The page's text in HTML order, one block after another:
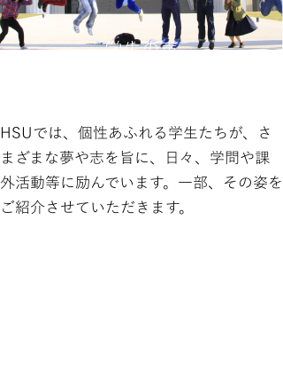
学生の声
HSUでは、個性あふれる学生たちが、
さ
まざまな夢や志を旨に、日々、学問や課
外活動等に励んでいます。一部、その姿を
ご紹介させていただきます。